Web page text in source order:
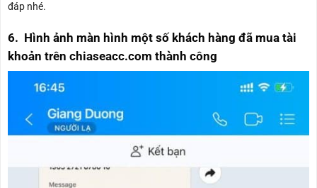
đáp nhé.
6. Hình ảnh màn hình một số khách hàng đã mua tài
khoản trên chiaseacc.com thành công